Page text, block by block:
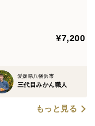
¥7,200
愛媛県八幡浜市
三代目みかん職人
もっと見る